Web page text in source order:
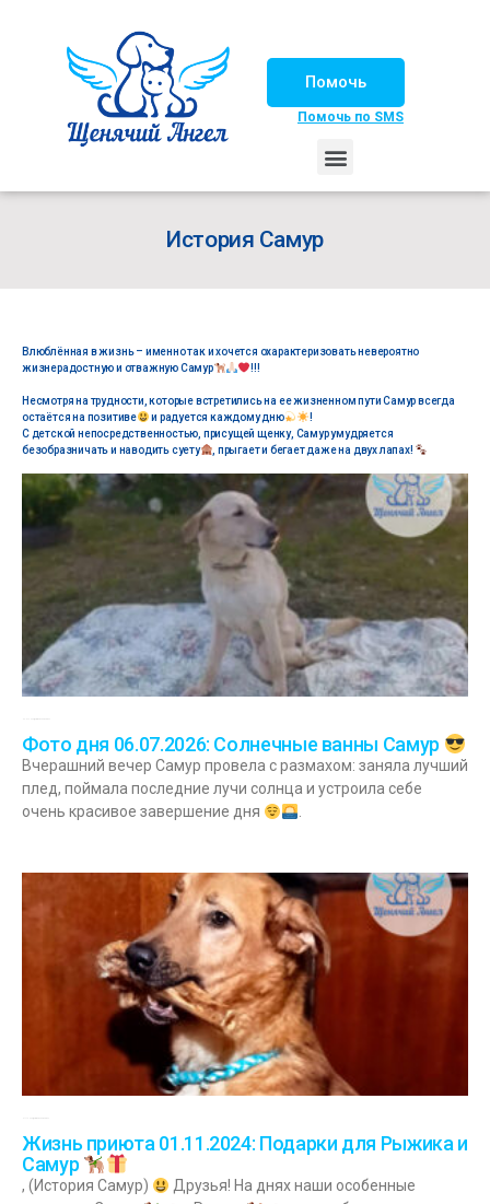
Помочь
Помочь по SMS
История Самур
Влюблённая в жизнь ­­– именно так и хочется охарактеризовать невероятно
жизнерадостную и отважную Самур
!!!
Несмотря на трудности, которые встретились на ее жизненном пути Самур всегда
остаётся на позитиве
и радуется каждому дню
!
С детской непосредственностью, присущей щенку, Самур умудряется
безобразничать и наводить суету
, прыгает и бегает даже на двух лапах!
Фото дня 06.07.2026: Солнечные ванны Самур
Вчерашний вечер Самур провела с размахом: заняла лучший
плед, поймала последние лучи солнца и устроила себе
очень красивое завершение дня
.
Жизнь приюта 01.11.2024: Подарки для Рыжика и
Самур
, (История Самур)
Друзья! На днях наши особенные